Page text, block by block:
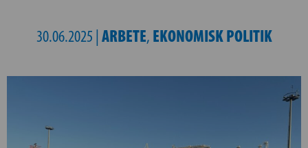
30.06.2025 | ARBETE, EKONOMISK POLITIK